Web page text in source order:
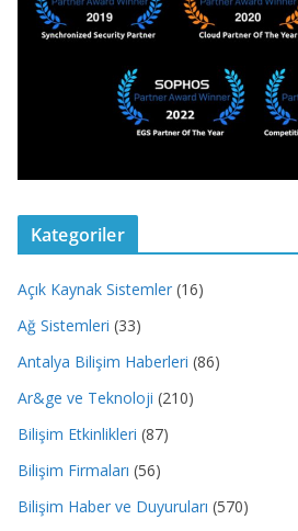
Kategoriler
Açık Kaynak Sistemler (16)
Ağ Sistemleri (33)
Antalya Bilişim Haberleri (86)
Ar&ge ve Teknoloji (210)
Bilişim Etkinlikleri (87)
Bilişim Firmaları (56)
Bilişim Haber ve Duyuruları (570)